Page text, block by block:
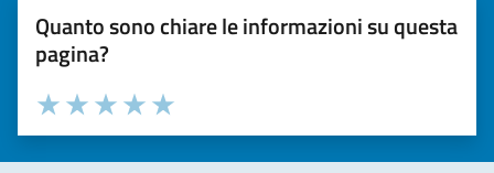
Quanto sono chiare le informazioni su questa
pagina?
Valuta la chiarezza delle informazioni (da 1 a 5 stelle)
Seleziona il numero di stelle per valutare la chiarezza delle
Valuta 5 stelle su 5
Valuta 4 stelle su 5
Valuta 3 stelle su 5
Valuta 2 stelle su 5
Valuta 1 stelle su 5